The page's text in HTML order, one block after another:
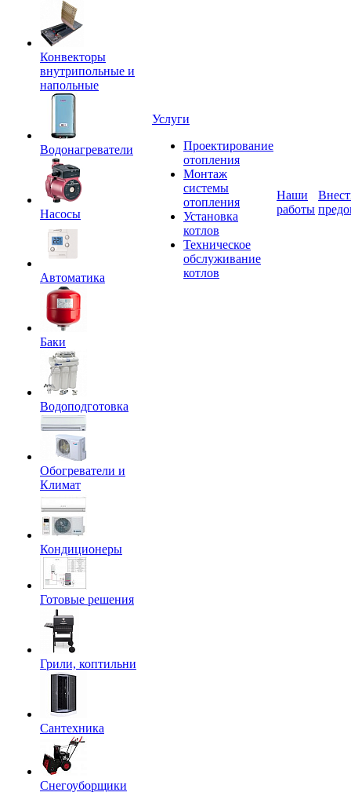
Конвекторы
внутрипольные и
напольные
Водонагреватели
Насосы
Автоматика
Баки
Водоподготовка
Обогреватели и
Климат
Кондиционеры
Готовые решения
Грили, коптильни
Сантехника
Снегоуборщики
Услуги
Проектирование
отопления
Монтаж
системы
отопления
Установка
котлов
Техническое
обслуживание
котлов
Наши
работы